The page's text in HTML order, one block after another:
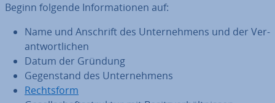
Beginn folgende In­for­ma­tio­nen auf:
Name und Anschrift des Un­ter­neh­mens und der Ver­
ant­wort­li­chen
Datum der Gründung
Ge­gen­stand des Un­ter­neh­mens
Rechts­form